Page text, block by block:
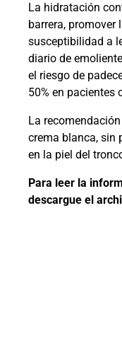
La hidratación
barrera, promover
susceptibilidad a
diario de
el riesgo de
50% en pacientes
La
crema blanca, sin
en la piel del
Para leer la
descargue el